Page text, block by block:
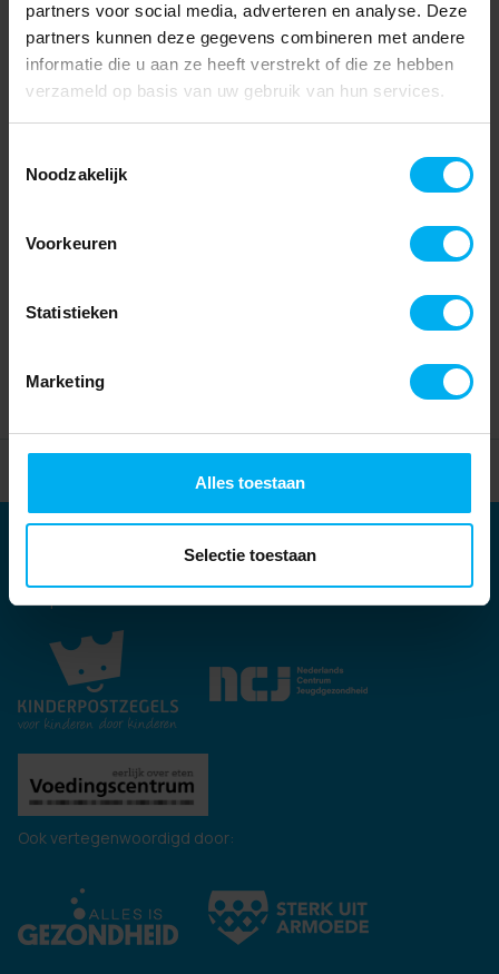
partners voor social media, adverteren en analyse. Deze
partners kunnen deze gegevens combineren met andere
informatie die u aan ze heeft verstrekt of die ze hebben
verzameld op basis van uw gebruik van hun services.
Noodzakelijk
Voorkeuren
Statistieken
Marketing
Alles toestaan
Selectie toestaan
Kernpartners:
Ook vertegenwoordigd door: